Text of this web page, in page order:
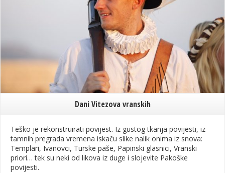
Dani Vitezova vranskih
Teško je rekonstruirati povijest. Iz gustog tkanja povijesti, iz
tamnih pregrada vremena iskaču slike nalik onima iz snova:
Templari, Ivanovci, Turske paše, Papinski glasnici, Vranski
priori… tek su neki od likova iz duge i slojevite Pakoške
povijesti.